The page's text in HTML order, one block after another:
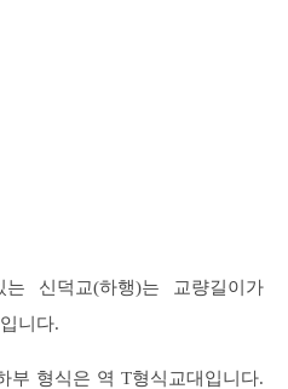
신덕교(하행)는 교량길이가
니다.
부 형식은 역 T형식교대입니다.